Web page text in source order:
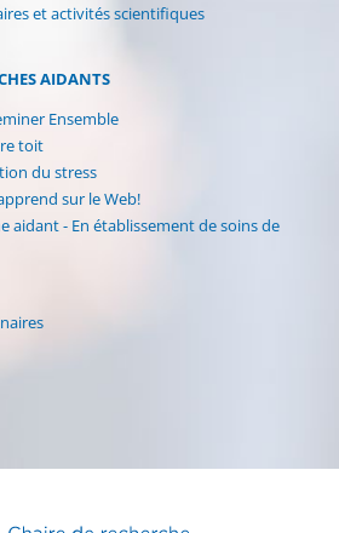
et activités scientifiques(current)
AIDANTS
Ensemble
toit
du stress
sur le Web!
aidant - En établissement de soins de